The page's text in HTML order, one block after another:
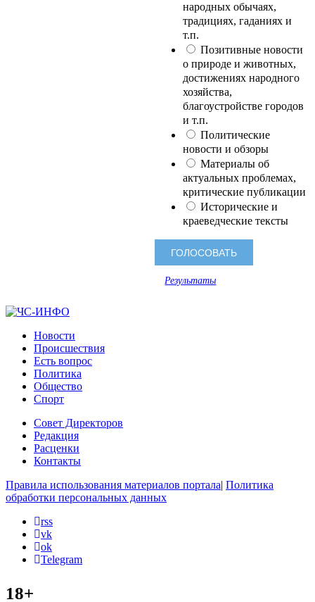
народных обычаях,
традициях, гаданиях и
т.п.
Позитивные новости
о природе и животных,
достижениях народного
хозяйства,
благоустройстве городов
и т.п.
Политические
новости и обзоры
Материалы об
актуальных проблемах,
критические публикации
Исторические и
краеведческие тексты
Результаты
Новости
Происшествия
Есть вопрос
Политика
Общество
Спорт
Совет Директоров
Редакция
Расценки
Контакты
Правила использования материалов портала| Политика
обработки персональных данных
rss
vk
ok
Telegram
18+